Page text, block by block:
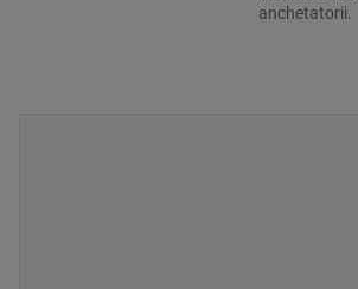
anchetatorii.